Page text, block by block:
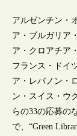
アルゼンチン・
ア・ブルガリア
ア・クロアチア
フランス・ドイ
ア・レバノン・
ン・スイス・ウ
らの33の応募の
で、“Green